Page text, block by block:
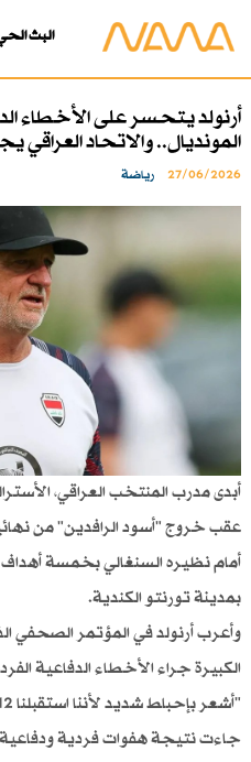
البث
أرنولد يتحسر على الأخطاء
المونديال.. والاتحاد العراقي
27/06/2026 رياضة
أبدى مدرب المنتخب العراقي،
عقب خروج "أسود الرافدين" من
أمام نظيره السنغالي بخمسة أهداف
بمدينة تورنتو الكندية.
وأعرب أرنولد في المؤتمر الصحفي
الكبيرة جراء الأخطاء الدفاعية
جاءت نتيجة هفوات فردية